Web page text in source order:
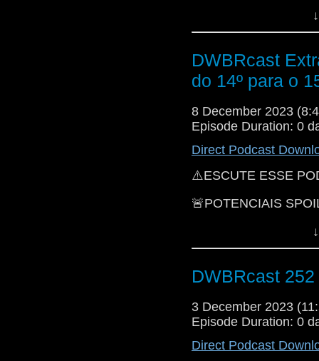
diretamente da
referências à história
para o 15º Doutor.
de Ncuti Gatwa no
DWBRcast
do 14º para o
8 December 2023
Episode Duration: 0
Direct Podcast
⚠️ESCUTE ESSE
🚨POTENCIAIS
Hoje vamos discutir
importância da
Gatwa.
TUDO COM MUITOS
DWBRcast
3 December 2023
Episode Duration: 0
Direct Podcast